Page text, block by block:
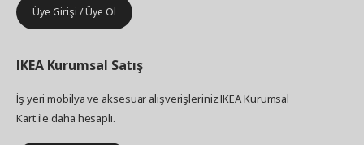
Üye Girişi / Üye Ol
IKEA Kurumsal Satış
İş yeri mobilya ve aksesuar alışverişleriniz IKEA Kurumsal
Kart ile daha hesaplı.